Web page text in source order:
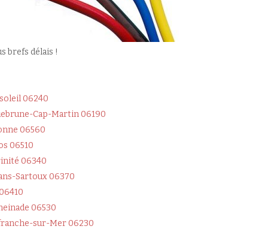
brefs délais !
06240
Cap-Martin 06190
06560
06510
06340
Sartoux 06370
06530
sur-Mer 06230